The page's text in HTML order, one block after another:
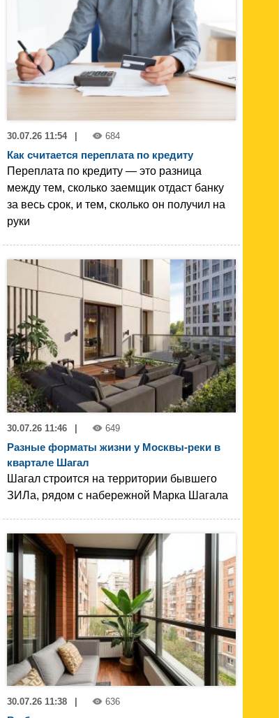
30.07.26 11:54 684
Как считается переплата по кредиту
Переплата по кредиту — это разница
между тем, сколько заемщик отдаст банку
за весь срок, и тем, сколько он получил на
руки
30.07.26 11:46 | 649
Разные форматы жизни у Москвы-реки в
квартале Шагал
Шагал строится на территории бывшего
ЗИЛа, рядом с набережной Марка Шагала
30.07.26 11:38 636